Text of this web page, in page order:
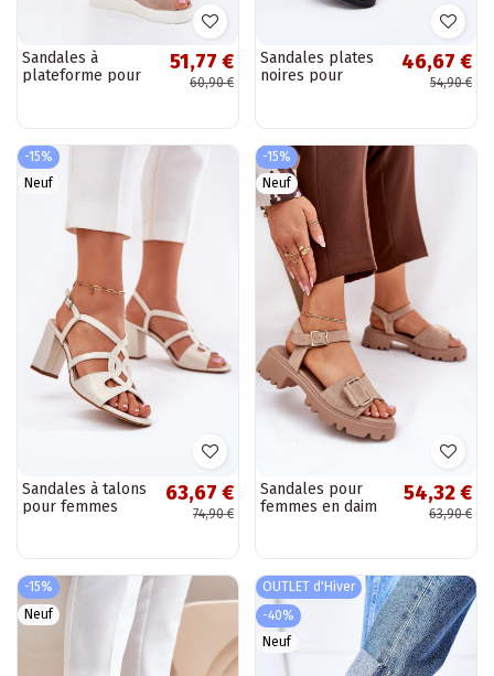
Sandales à
plateforme pour
Velira
51,77 €
60,90 €
Sandales plates
noires pour
46,67 €
54,90 €
-15%
Neuf
Sandales à talons
pour femmes
63,67 €
74,90 €
-15%
Neuf
Sandales pour
femmes en daim
54,32 €
63,90 €
-15%
Neuf
OUTLET d'Hiver
-40%
Neuf